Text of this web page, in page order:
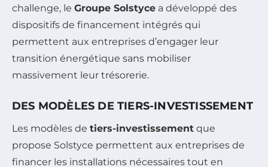
challenge, le Groupe Solstyce a développé des
dispositifs de financement intégrés qui
permettent aux entreprises d’engager leur
transition énergétique sans mobiliser
massivement leur trésorerie.
DES MODÈLES DE TIERS-INVESTISSEMENT
Les modèles de tiers-investissement que
propose Solstyce permettent aux entreprises de
financer les installations nécessaires tout en